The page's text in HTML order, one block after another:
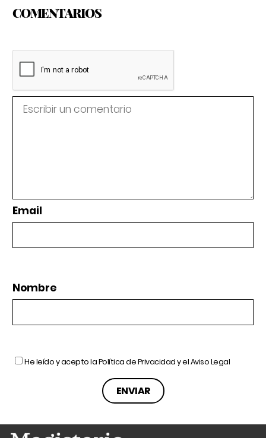
COMENTARIOS
Email
Nombre
He leído y acepto laPolítica de Privacidady elAviso Legal